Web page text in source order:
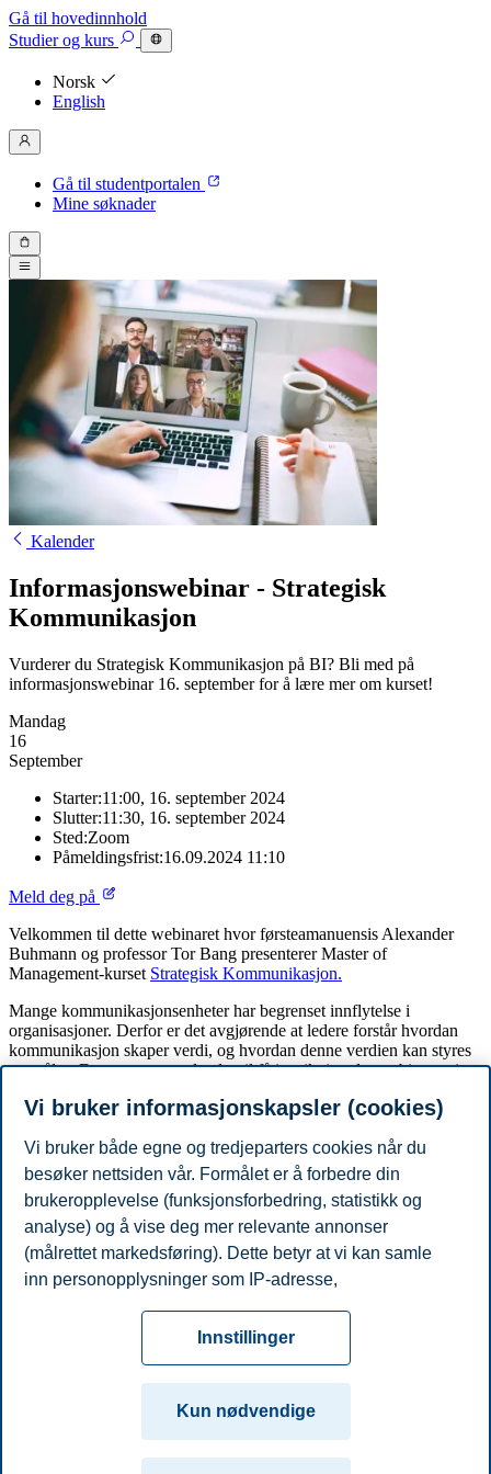
Gå til hovedinnhold
Studierog kurs
Norsk
English
Gå til studentportalen
Mine søknader
Kalender
Informasjonswebinar - Strategisk
Kommunikasjon
Vurderer du Strategisk Kommunikasjon på BI? Bli med på
informasjonswebinar 16. september for å lære mer om kurset!
Mandag
16
September
Starter:11:00, 16. september 2024
Slutter:11:30, 16. september 2024
Sted:Zoom
Påmeldingsfrist:16.09.2024 11:10
Meld deg på
Velkommen til dette webinaret hvor førsteamanuensis Alexander
Buhmann og professor Tor Bang presenterer Master of
Management-kurset Strategisk Kommunikasjon.
Mange kommunikasjonsenheter har begrenset innflytelse i
organisasjoner. Derfor er det avgjørende at ledere forstår hvordan
kommunikasjon skaper verdi, og hvordan denne verdien kan styres
og måles. Dette er noe av det du vil få innsikt i under webinaret, i
smakebit på kompetansen du vil utvikle, samtidig som du kan bli
Kurset kan inngå som en del av enExecutive Master of
Management.
Registrer deg nå for å sikre din plass!
Del artikkelen:
Tilgjengelighetserklæring
Kontakt oss
TrondheimStavanger
Vi bruker informasjonskapsler (cookies)
Vi bruker både egne og tredjeparters cookies når du
besøker nettsiden vår. Formålet er å forbedre din
brukeropplevelse (funksjonsforbedring, statistikk og
analyse) og å vise deg mer relevante annonser
(målrettet markedsføring). Dette betyr at vi kan samle
inn personopplysninger som IP-adresse,
cookies som er nødvendige for at nettsiden skal
fungere, kan du enten godta alle eller tilpasse ditt
samtykke ved å endre innstillinger.
Les mer om våre informasjonskapsler, hvilke
opplysninger vi samler inn og formålene i innstillinger
Innstillinger
Kun nødvendige